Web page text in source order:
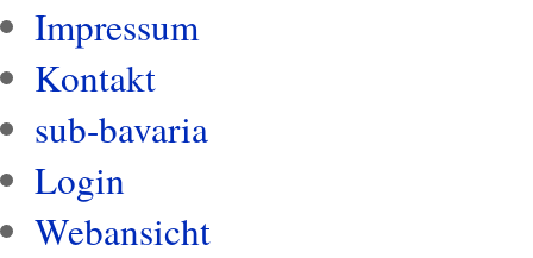
Impressum
Kontakt
sub-bavaria
Login
Webansicht